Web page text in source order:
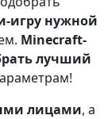
игру нужной
Minecraft-
лучший
лицами, а